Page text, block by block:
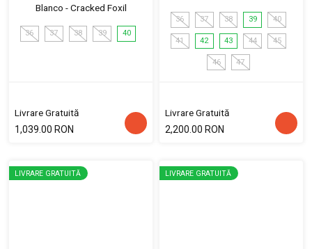
Blanco - Cracked Foxil
36 37 38 39 40
Livrare Gratuită
1,039.00 RON
36 37 38 39 40
41 42 43 44 45
46 47
Livrare Gratuită
2,200.00 RON
LIVRARE GRATUITĂ LIVRARE GRATUITĂ